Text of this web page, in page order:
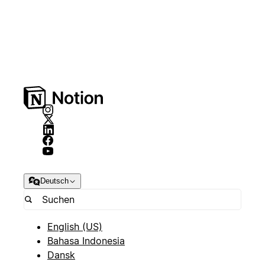
Deutsch
English (US)
Bahasa Indonesia
Dansk